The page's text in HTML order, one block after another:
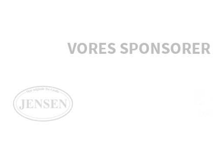
VORES SPONSORER